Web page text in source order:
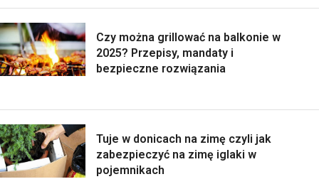
Czy można grillować na balkonie w
2025? Przepisy, mandaty i
bezpieczne rozwiązania
Tuje w donicach na zimę czyli jak
zabezpieczyć na zimę iglaki w
pojemnikach